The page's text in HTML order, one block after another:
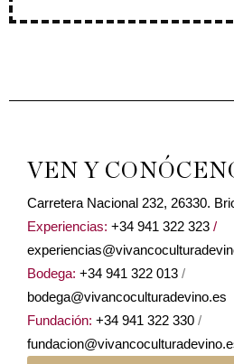
VEN Y
Carretera Nacional 232, 26330.
Experiencias: +34 941 322 323 /
Bodega: +34 941 322 013 /
bodega@vivancoculturadevino.es
Fundación: +34 941 322 330 /